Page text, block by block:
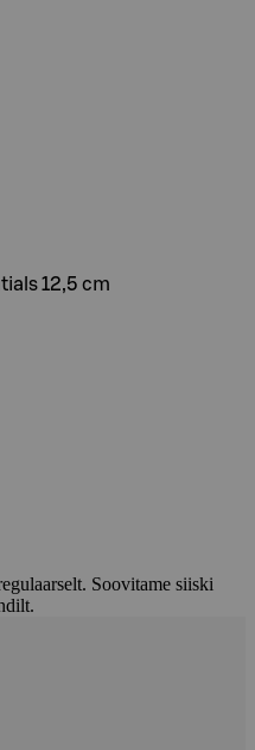
12,5 cm
Soovitame siiski